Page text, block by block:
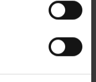
på iPad'en
softwaren!!!